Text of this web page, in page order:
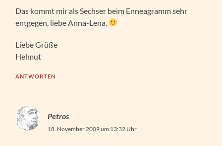
Das kommt mir als Sechser beim Enneagramm sehr
entgegen, liebe Anna-Lena.
Liebe Grüße
Helmut
ANTWORTEN
Petros
18. November 2009 um 13:32 Uhr